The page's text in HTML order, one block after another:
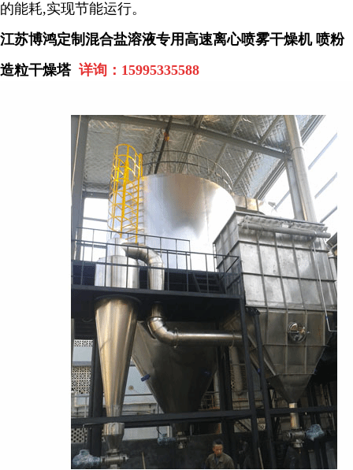
的能耗,实现节能运行。
江苏博鸿定制混合盐溶液专用高速离心喷雾干燥机 喷粉
造粒干燥塔 详询： 15995335588